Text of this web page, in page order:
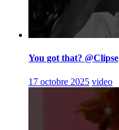
You got that? @Clipse
17 octobre 2025 video